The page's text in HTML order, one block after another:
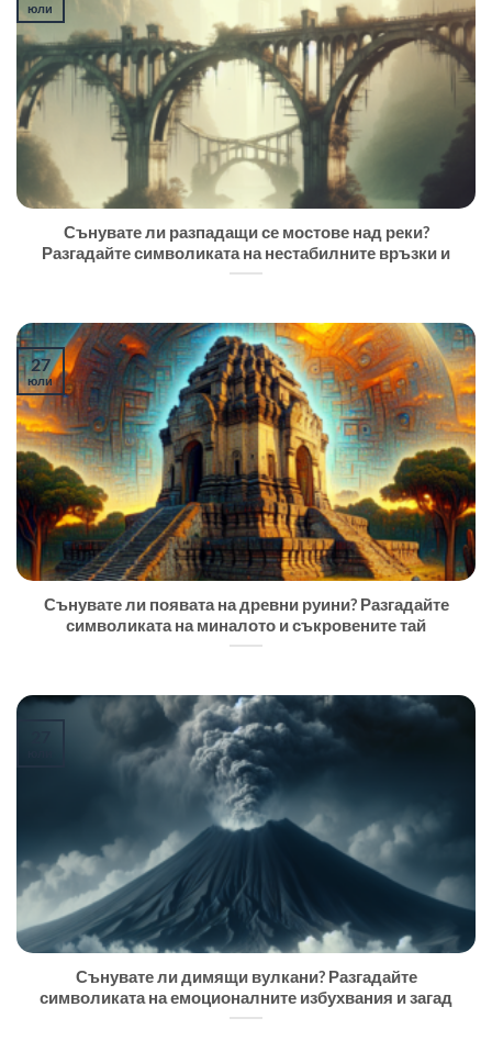
Сънувате ли разпадащи се мостове над реки?
Разгадайте символиката на нестабилните връзки и
юли
Сънувате ли появата на древни руини? Разгадайте
символиката на миналото и съкровените тай
27
юли
Сънувате ли димящи вулкани? Разгадайте
символиката на емоционалните избухвания и загад